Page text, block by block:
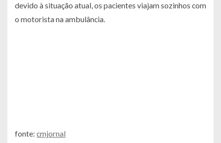
devido à situação atual, os pacientes viajam sozinhos com
o motorista na ambulância.
fonte: cmjornal